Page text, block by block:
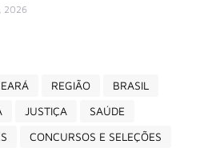
2026
REGIÃO
BRASIL
JUSTIÇA
SAÚDE
CONCURSOS E SELEÇÕES